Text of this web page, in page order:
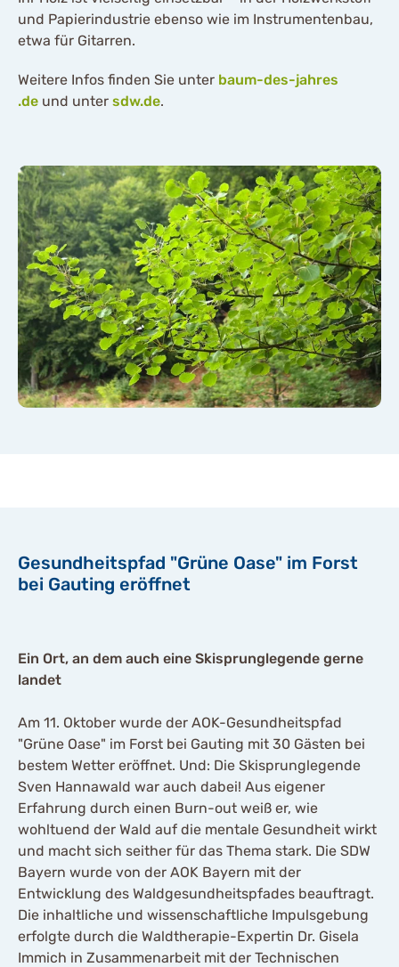
und Papierindustrie ebenso wie im Instrumentenbau,
etwa für Gitarren.
Weitere Infos finden Sie unter baum-des-jahres
.de und unter sdw.de.
Gesundheitspfad "Grüne Oase" im Forst
bei Gauting eröffnet
Ein Ort, an dem auch eine Skisprunglegende gerne
landet
Am 11. Oktober wurde der AOK-Gesundheitspfad
"Grüne Oase" im Forst bei Gauting mit 30 Gästen bei
bestem Wetter eröffnet. Und: Die Skisprunglegende
Sven Hannawald war auch dabei! Aus eigener
Erfahrung durch einen Burn-out weiß er, wie
wohltuend der Wald auf die mentale Gesundheit wirkt
und macht sich seither für das Thema stark. Die SDW
Bayern wurde von der AOK Bayern mit der
Entwicklung des Waldgesundheitspfades beauftragt.
Die inhaltliche und wissenschaftliche Impulsgebung
erfolgte durch die Waldtherapie-Expertin Dr. Gisela
Immich in Zusammenarbeit mit der Technischen